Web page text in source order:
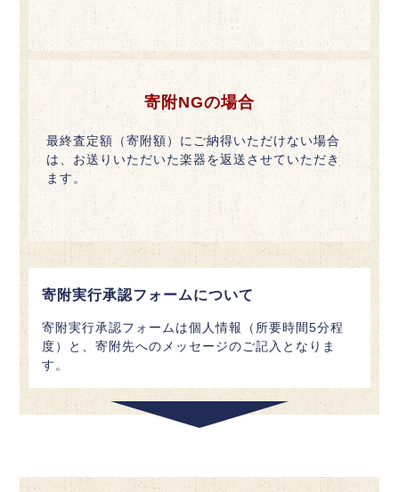
寄附NGの場合
最終査定額（寄附額）にご納得いただけない場合
は、お送りいただいた楽器を返送させていただき
ます。
寄附実行承認フォームについて
寄附実行承認フォームは個人情報（所要時間5分程
度）と、寄附先へのメッセージのご記入となりま
す。